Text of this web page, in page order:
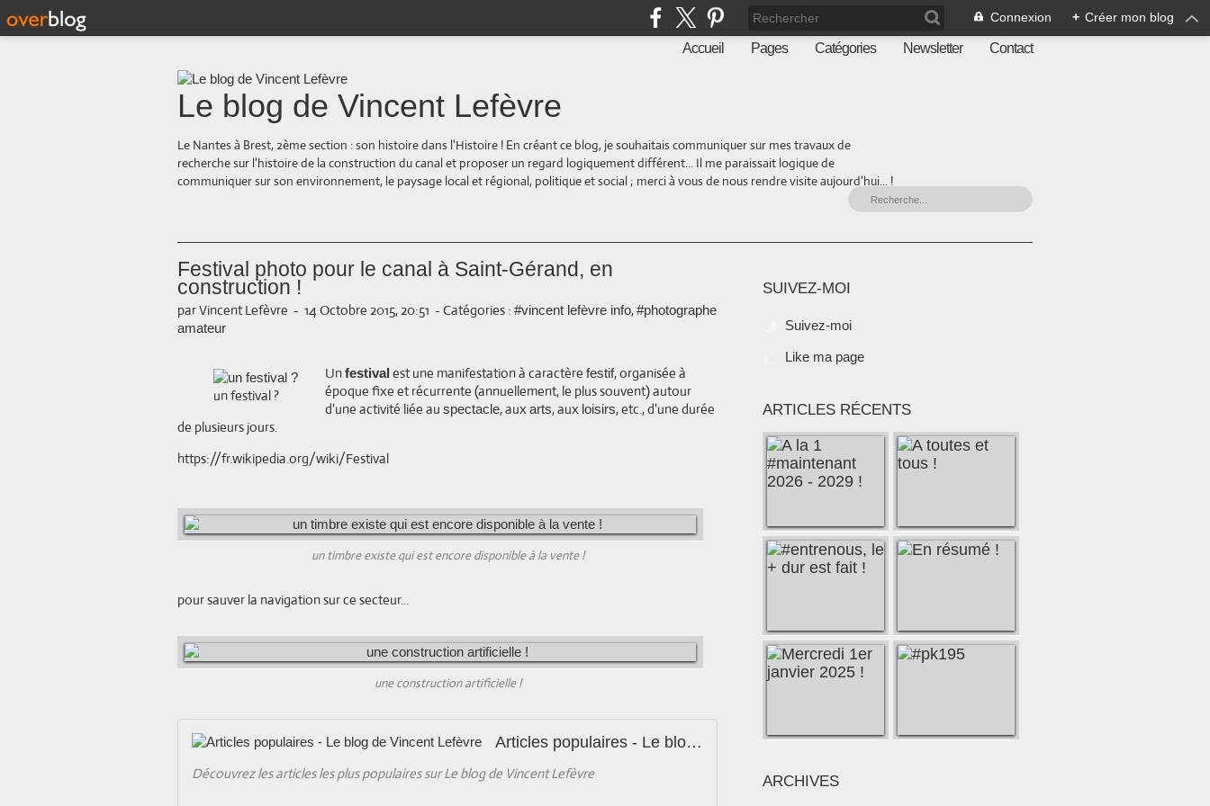
Connexion + Créer mon blog
Accueil Pages Catégories Newsletter Contact
Le blog de Vincent Lefèvre
Le Nantes à Brest, 2ème section : son histoire dans l'Histoire ! En créant ce blog, je souhaitais communiquer sur mes travaux de
recherche sur l'histoire de la construction du canal et proposer un regard logiquement différent... Il me paraissait logique de
communiquer sur son environnement, le paysage local et régional, politique et social ; merci à vous de nous rendre visite aujourd'hui... !
Festival photo pour le canal à Saint-Gérand, en
construction !
par Vincent Lefèvre - 14 Octobre 2015, 20:51 - Catégories : #vincent lefèvre info,#photographe
amateur
un festival ?
Unfestival est une manifestation à caractère festif, organisée à
époque fixe et récurrente (annuellement, le plus souvent) autour
d'une activité liée au spectacle, auxarts, aux loisirs, etc., d'une durée
de plusieurs jours.
https://fr.wikipedia.org/wiki/Festival
un timbre existe qui est encore disponible à la vente !
pour sauver la navigation sur ce secteur...
une construction artificielle !
Articles populaires - Le blog de Vincent Lefèvre
Découvrez les articles les plus populaires sur Le blog de Vincent Lefèvre
SUIVEZ-MOI
Suivez-moi
Like ma page
ARTICLES RÉCENTS
ARCHIVES